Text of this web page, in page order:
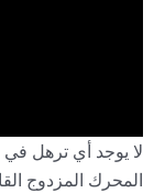
لا يوجد أي ترهل في